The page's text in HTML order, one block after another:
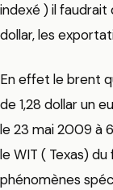
indexé ) il
dollar, les
En effet le brent
de 1,28 dollar un
le 23 mai 2009 à
le WIT ( Texas)
phénomènes